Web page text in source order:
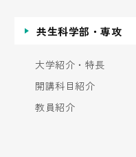
共生科学部・専攻
大学紹介・特長
開講科目紹介
教員紹介